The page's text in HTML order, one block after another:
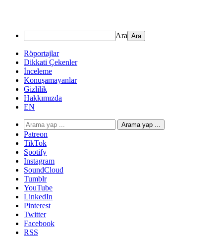
Ara
Röportajlar
Dikkati Çekenler
İnceleme
Konuşamayanlar
Gizlilik
Hakkımızda
EN
Arama yap ...
Patreon
TikTok
Spotify
Instagram
SoundCloud
Tumblr
YouTube
LinkedIn
Pinterest
Twitter
Facebook
RSS